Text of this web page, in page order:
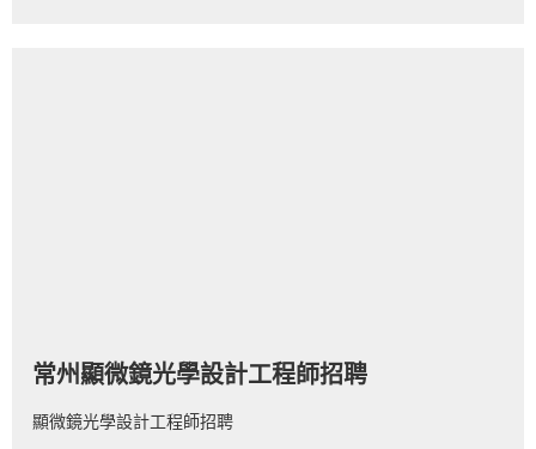
常州顯微鏡光學設計工程師招聘
顯微鏡光學設計工程師招聘